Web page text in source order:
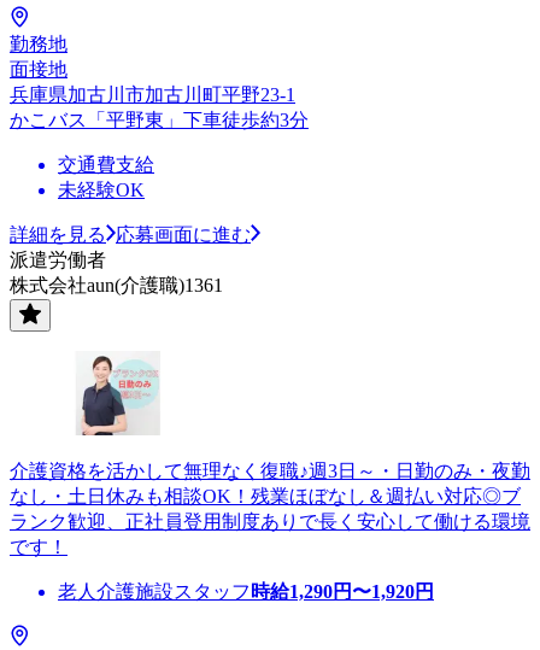
勤務地
面接地
兵庫県加古川市加古川町平野23-1
かこバス「平野東」下車徒歩約3分
交通費支給
未経験OK
詳細を見る
応募画面に進む
派遣労働者
株式会社aun(介護職)1361
介護資格を活かして無理なく復職♪週3日～・日勤のみ・夜勤
なし・土日休みも相談OK！残業ほぼなし＆週払い対応◎ブ
ランク歓迎、正社員登用制度ありで長く安心して働ける環境
です！
老人介護施設スタッフ 時給1,290円〜1,920円